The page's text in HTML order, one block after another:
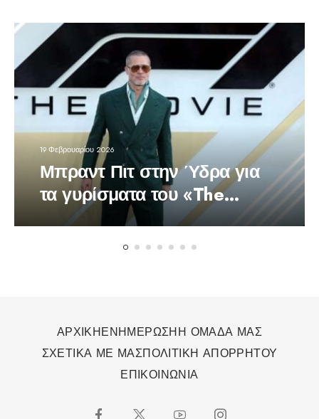
19 Φεβρουαρίου 2026
Μπραντ Πιτ στην Ύδρα για
τα γυρίσματα του «The
Riders»
ΑΡΧΙΚΗΕΝΗΜΕΡΩΣΗΗ ΟΜΑΔΑ ΜΑΣ
ΣΧΕΤΙΚΑ ΜΕ ΜΑΣΠΟΛΙΤΙΚΗ ΑΠΟΡΡΗΤΟΥ
ΕΠΙΚΟΙΝΩΝΙΑ